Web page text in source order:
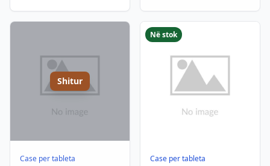
Shitur
Case per tableta Case per tableta
Në stok